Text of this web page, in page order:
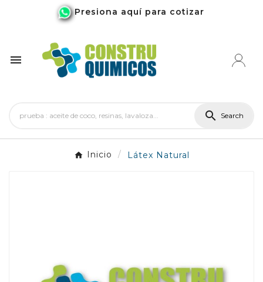
Presiona aquí para cotizar

 Search
Inicio Látex Natural